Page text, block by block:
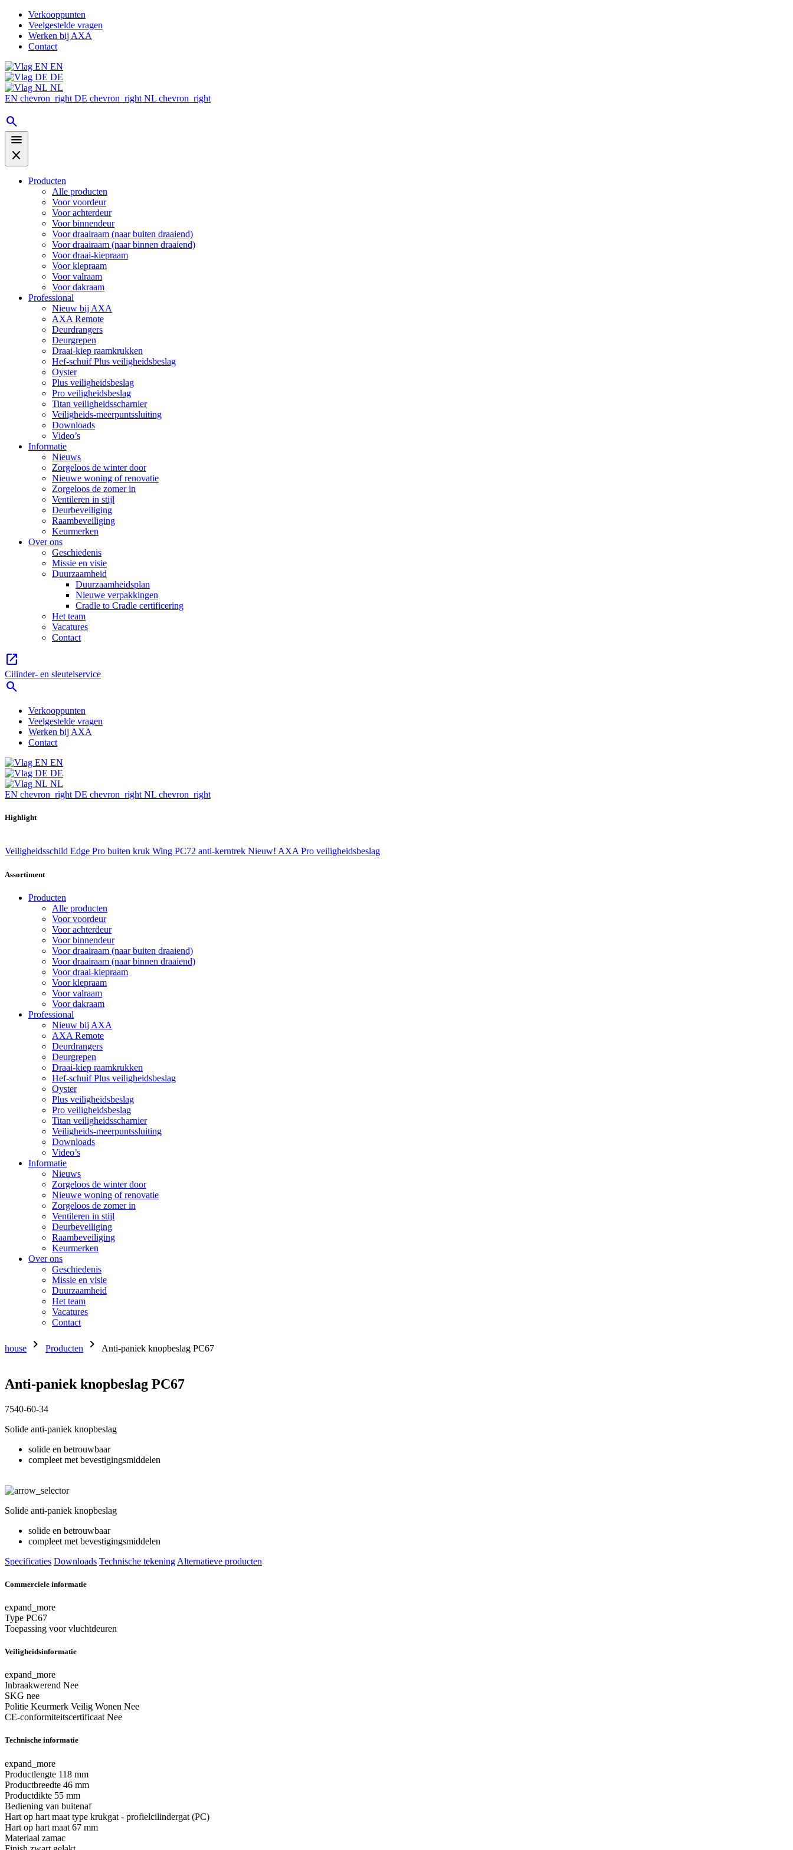
Verkooppunten
Veelgestelde vragen
Werken bij AXA
Contact
EN
DE
NL
EN chevron_right DE chevron_right NL chevron_right
search
menu
close
Producten
Alle producten
Voor voordeur
Voor achterdeur
Voor binnendeur
Voor draairaam (naar buiten draaiend)
Voor draairaam (naar binnen draaiend)
Voor draai-kiepraam
Voor klepraam
Voor valraam
Voor dakraam
Professional
Nieuw bij AXA
AXA Remote
Deurdrangers
Deurgrepen
Draai-kiep raamkrukken
Hef-schuif Plus veiligheidsbeslag
Oyster
Plus veiligheidsbeslag
Pro veiligheidsbeslag
Titan veiligheidsscharnier
Veiligheids-meerpuntssluiting
Downloads
Video’s
Informatie
Nieuws
Zorgeloos de winter door
Nieuwe woning of renovatie
Zorgeloos de zomer in
Ventileren in stijl
Deurbeveiliging
Raambeveiliging
Keurmerken
Over ons
Geschiedenis
Missie en visie
Duurzaamheid
Duurzaamheidsplan
Nieuwe verpakkingen
Cradle to Cradle certificering
Het team
Vacatures
Contact
open_in_new
Cilinder- en sleutelservice
search
Verkooppunten
Veelgestelde vragen
Werken bij AXA
Contact
EN
DE
NL
EN chevron_right DE chevron_right NL chevron_right
Highlight
Veiligheidsschild Edge Pro buiten kruk Wing PC72 anti-kerntrek Nieuw! AXA Pro veiligheidsbeslag
Assortiment
Producten
Alle producten
Voor voordeur
Voor achterdeur
Voor binnendeur
Voor draairaam (naar buiten draaiend)
Voor draairaam (naar binnen draaiend)
Voor draai-kiepraam
Voor klepraam
Voor valraam
Voor dakraam
Professional
Nieuw bij AXA
AXA Remote
Deurdrangers
Deurgrepen
Draai-kiep raamkrukken
Hef-schuif Plus veiligheidsbeslag
Oyster
Plus veiligheidsbeslag
Pro veiligheidsbeslag
Titan veiligheidsscharnier
Veiligheids-meerpuntssluiting
Downloads
Video’s
Informatie
Nieuws
Zorgeloos de winter door
Nieuwe woning of renovatie
Zorgeloos de zomer in
Ventileren in stijl
Deurbeveiliging
Raambeveiliging
Keurmerken
Over ons
Geschiedenis
Missie en visie
Duurzaamheid
Het team
Vacatures
Contact
house chevron_right Producten chevron_right Anti-paniek knopbeslag PC67
Anti-paniek knopbeslag PC67
7540-60-34
Solide anti-paniek knopbeslag
solide en betrouwbaar
compleet met bevestigingsmiddelen
Solide anti-paniek knopbeslag
solide en betrouwbaar
compleet met bevestigingsmiddelen
Specificaties Downloads Technische tekening Alternatieve producten
Commerciele informatie
expand_more
Type PC67
Toepassing voor vluchtdeuren
Veiligheidsinformatie
expand_more
Inbraakwerend Nee
SKG nee
Politie Keurmerk Veilig Wonen Nee
CE-conformiteitscertificaat Nee
Technische informatie
expand_more
Productlengte 118 mm
Productbreedte 46 mm
Productdikte 55 mm
Bediening van buitenaf
Hart op hart maat type krukgat - profielcilindergat (PC)
Hart op hart maat 67 mm
Materiaal zamac